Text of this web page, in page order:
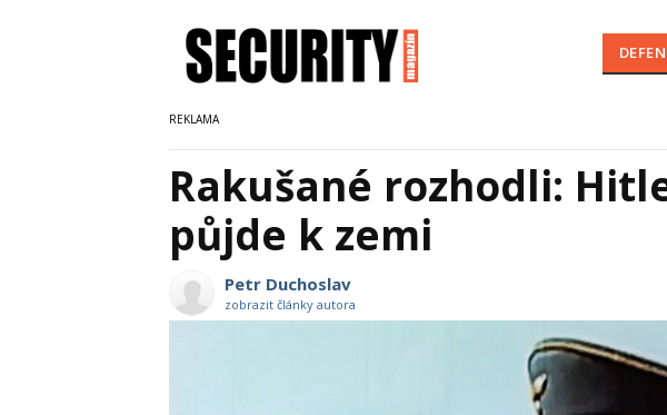
Rakušané rozhodli:
půjde k zemi
Petr Duchoslav
zobrazit články autora